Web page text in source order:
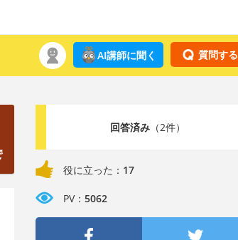
質問する
AI講師に聞く
回答済み（2件）
役に立った： 17
PV： 5062